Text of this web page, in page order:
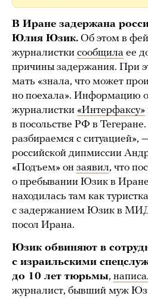
В Иране задержана
Юлия Юзик. Об этом в
журналистки сообщила ее
причины задержания. При
мать «знала, что может
но поехала». Информацию
журналистки «Интерфаксу»
в посольстве РФ в
разбираемся с ситуацией»,
российской дипмиссии
«Подъем» он заявил, что
о пребывании Юзик в
находилась там как
с задержанием Юзик в
посол Ирана.
Юзик обвиняют в
с израильскими
до 10 лет тюрьмы,
журналист, бывший муж